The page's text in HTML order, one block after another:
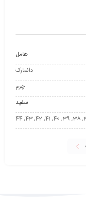
هامل
دانمارک
چرم
سفید